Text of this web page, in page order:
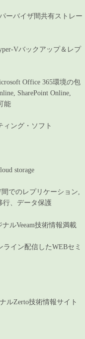
ーバイザ間共有ストレー
Vバックアップ＆レプ
Office 365環境の包
SharePoint Online,
能
ィング・ソフト
storage
間でのレプリケーション,
行、データ保護
ルVeeam技術情報満載
ライン配信したWEBセミ
ルZerto技術情報サイト